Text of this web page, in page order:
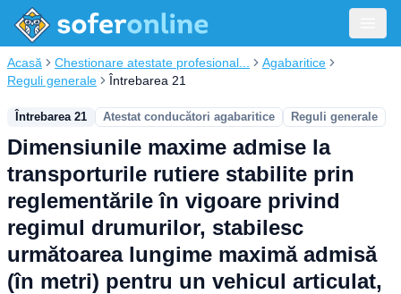
Acasă Chestionare atestate profesional...
Agabaritice
Reguli generale
Întrebarea 21
Întrebarea 21 Atestat conducători agabaritice Reguli generale
Dimensiunile maxime admise la
transporturile rutiere stabilite prin
reglementările în vigoare privind
regimul drumurilor, stabilesc
următoarea lungime maximă admisă
(în metri) pentru un vehicul articulat,